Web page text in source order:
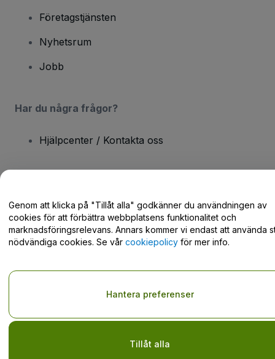
Företagstjänsten
Nyhetsrum
Jobb
Har du några frågor?
Hjälpcenter / Kontakta oss
Copyright © viagogo GmbH 2026
Företagsinformation
Användande av denna webbsida medger godkännande av
användarvillkorochsekretesspolicyochcookiepolicyoch
mobilsekretesspolicy
Genom att klicka på "Tillåt alla" godkänner du användningen av
cookies för att förbättra webbplatsens funktionalitet och
marknadsföringsrelevans. Annars kommer vi endast att använda
nödvändiga cookies. Se vår cookiepolicy för mer info.
Tillåt alla
Hantera preferenser